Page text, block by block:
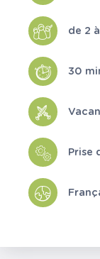
de 2
30
Prise